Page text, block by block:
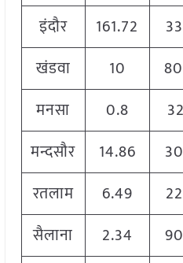
इंदौर
161.72
खंडवा
10
मनसा
0.8
मन्दसौर
14.86
रतलाम
6.49
सैलाना
2.34